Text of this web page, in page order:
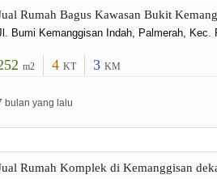
Rumah Bagus Kawasan Bukit
Bumi Kemanggisan Indah, Palmerah, Kec.
m2 4 KT 3 KM
bulan yang lalu
Rumah Komplek di Kemanggisan